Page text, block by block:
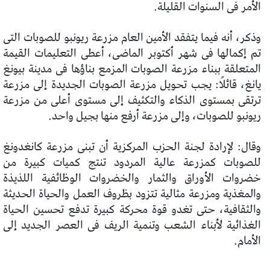
الأمر فى السنوات القليلة.
وذكر، أنه فيما يتفقد الأمين العام مزرعة ريونبو للصوبات التى
تم إكمالها فى شهر أكتوبر الماضى، أعطى التعليمات القيمة
المتعلقة ببناء مزرعة الصوبات المزمع بناؤها فى مدينة بيونغ
يانغ، قائلًا: يجب تحويل مزرعة الصوبات الجديدة إلى مزرعة
ترتقى بمستوى الذكاء والتكثيف إلى مستوى أعلى من مزرعة
ريونبو للصوبات، وإلى مزرعة أرفع منها بجيل واحد.
وقال: لإرادة لجنة الحزب المركزية أن تبنى مزرعة كانغدونغ
للصوبات كمزرعة عالية المردود تنتج كميات كبيرة من
خضروات الأوراق والثمار والخضروات الوظائفية اللذيذة
والمغذية ومزرعة مثالية تتزود بظروف العمل والحياة الحديثة
والثقافية، حتى تغدو قوة محركة كبيرة تدفع تحسين الحياة
الغذائية لأبناء الشعب وتنمية الريف فى العصر الجديد إلى
الأمام.